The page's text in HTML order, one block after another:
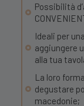
Possibilità
Ideali per
aggiungere
alla tua
La loro
degustare
macedonie;